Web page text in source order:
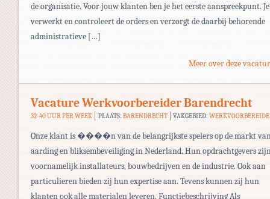
de organisatie. Voor jouw klanten ben je het eerste aanspreekpunt. Je
verwerkt en controleert de orders en verzorgt de daarbij behorende
administratieve […]
Meer over deze
Vacature Werkvoorbereider Barendrecht
32-40 UUR PER WEEK PLAATS: BARENDRECHT VAKGEBIED:
Onze klant is ����n van de belangrijkste spelers op de markt
aarding en bliksembeveiliging in Nederland. Hun opdrachtgevers
voornamelijk installateurs, bouwbedrijven en de industrie. Ook aan
particulieren bieden zij hun expertise aan. Tevens kunnen zij hun
klanten ook alle materialen leveren. Functiebeschrijving Als